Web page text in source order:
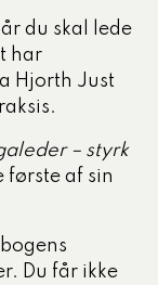
du skal lede
har
Hjorth Just
– styrk
første af sin
Du får ikke